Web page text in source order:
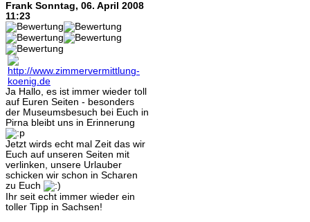
Frank Sonntag, 06. April 2008
11:23
Ja Hallo, es ist immer wieder toll
auf Euren Seiten - besonders
der Museumsbesuch bei Euch in
Pirna bleibt uns in Erinnerung
Jetzt wirds echt mal Zeit das wir
Euch auf unseren Seiten mit
verlinken, unsere Urlauber
schicken wir schon in Scharen
zu Euch
Ihr seit echt immer wieder ein
toller Tipp in Sachsen!